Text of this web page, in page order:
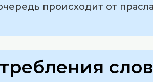
происходит от